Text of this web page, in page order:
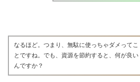
なるほど。つまり、無駄に使っちゃダメってこ
とですね。でも、資源を節約すると、何が良い
んですか？